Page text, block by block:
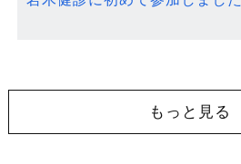
もっと見る